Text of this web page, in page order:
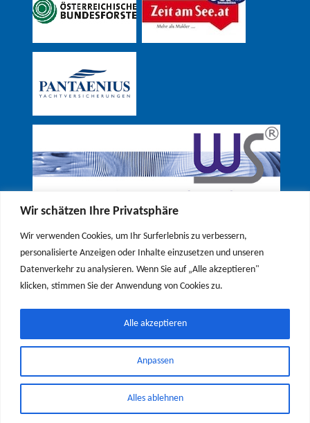
Wir schätzen Ihre Privatsphäre
Wir verwenden Cookies, um Ihr Surferlebnis zu verbessern,
personalisierte Anzeigen oder Inhalte einzusetzen und unseren
Datenverkehr zu analysieren. Wenn Sie auf „Alle akzeptieren"
klicken, stimmen Sie der Anwendung von Cookies zu.
Anpassen
Alles ablehnen
Alle akzeptieren
Datenschutzerklärung
Kontakt & Impressum